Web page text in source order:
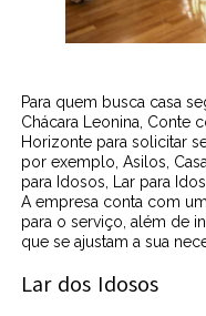
Para quem busca casa
Chácara Leonina, Conte
Horizonte para solicitar
por exemplo, Asilos,
para Idosos, Lar para
A empresa conta com
para o serviço, além de
que se ajustam a sua
Lar dos Idosos